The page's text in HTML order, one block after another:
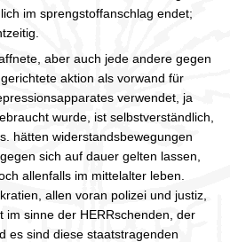
im sprengstoffanschlag endet;
aber auch jede andere gegen
aktion als vorwand für
verwendet, ja
wurde, ist selbstverständlich,
hätten widerstandsbewegungen
sich auf dauer gelten lassen,
allenfalls im mittelalter leben.
allen voran polizei und justiz,
im sinne der HERRschenden, der
es sind diese staatstragenden